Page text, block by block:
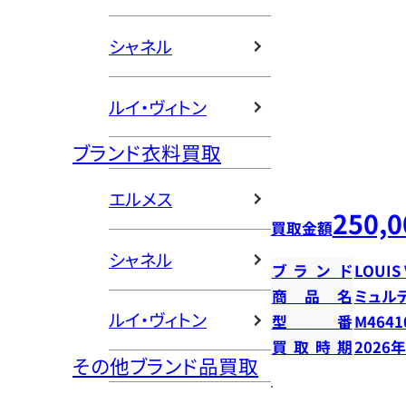
シャネル
ルイ・ヴィトン
ブランド衣料買取
エルメス
シャネル
ルイ・ヴィトン
その他ブランド品買取
買取金額
ブランドLOUIS
商品名 ミュル
型番
買取時期2026